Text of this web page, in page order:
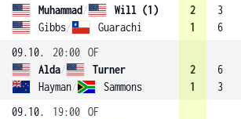
Muhammad/
Will (1)
Gibbs/ Guarachi
2
1
3
6
09.10.
20:00 OF
Alda/
Turner
Hayman/ Sammons
2
1
6
3
09.10.
19:00 OF